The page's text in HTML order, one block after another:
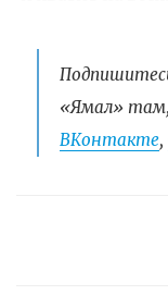
«Ямал» там,
ВКонтакте,